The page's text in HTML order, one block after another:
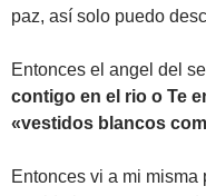
paz, así solo puedo
Entonces el angel del
contigo en el rio o Te
«vestidos blancos
Entonces vi a mi